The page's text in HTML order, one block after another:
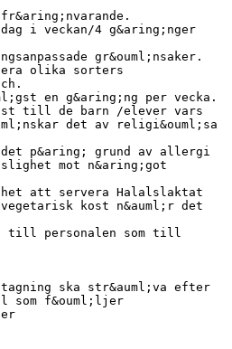
i veckan/4 g&aring;nger
gr&ouml;nsaker.
olika sorters
en g&aring;ng per vecka.
till de barn /elever vars
det av religi&ouml;sa
det p&aring; grund av allergi
mot n&aring;got
att servera Halalslaktat
kost n&auml;r det
till personalen som till
ska str&auml;va efter
som f&ouml;ljer